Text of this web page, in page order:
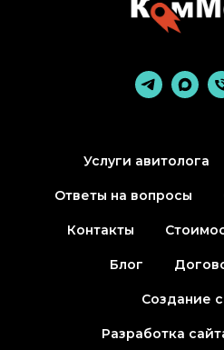
Услуги авитолога
Ответы на вопросы
Контакты
Блог
Создание
Разработка